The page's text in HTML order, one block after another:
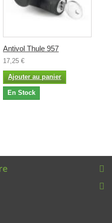
Antivol Thule 957
17,25 €
Ajouter au panier
En Stock